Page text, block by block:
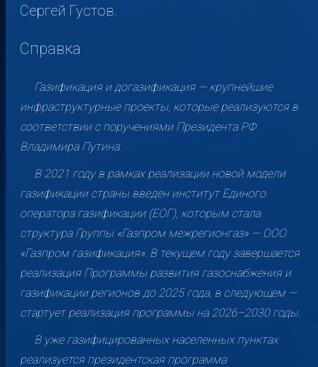
Сергей Густов.
Справка
Газификация и догазификация — крупнейшие
инфраструктурные проекты, которые реализуются в
соответствии с поручениями Президента РФ
Владимира Путина.
В 2021 году в рамках реализации новой модели
газификации страны введен институт Единого
оператора газификации (ЕОГ), которым стала
структура Группы «Газпром межрегионгаз» — ООО
«Газпром газификация». В текущем году завершается
реализация Программы развития газоснабжения и
газификации регионов до 2025 года, в следующем —
стартует реализация программы на 2026–2030 годы.
В уже газифицированных населенных пунктах
реализуется президентская программа